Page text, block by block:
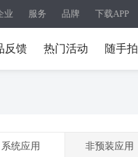
业 服务 品牌 下载APP
反馈 热门活动 随手拍
系统应用 非预装应用